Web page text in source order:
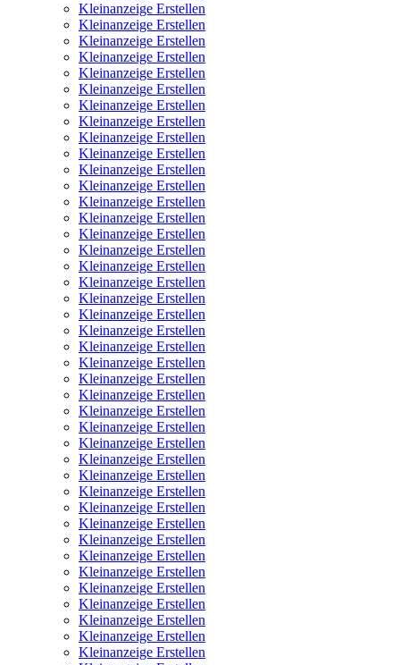
Kleinanzeige Erstellen
Kleinanzeige Erstellen
Kleinanzeige Erstellen
Kleinanzeige Erstellen
Kleinanzeige Erstellen
Kleinanzeige Erstellen
Kleinanzeige Erstellen
Kleinanzeige Erstellen
Kleinanzeige Erstellen
Kleinanzeige Erstellen
Kleinanzeige Erstellen
Kleinanzeige Erstellen
Kleinanzeige Erstellen
Kleinanzeige Erstellen
Kleinanzeige Erstellen
Kleinanzeige Erstellen
Kleinanzeige Erstellen
Kleinanzeige Erstellen
Kleinanzeige Erstellen
Kleinanzeige Erstellen
Kleinanzeige Erstellen
Kleinanzeige Erstellen
Kleinanzeige Erstellen
Kleinanzeige Erstellen
Kleinanzeige Erstellen
Kleinanzeige Erstellen
Kleinanzeige Erstellen
Kleinanzeige Erstellen
Kleinanzeige Erstellen
Kleinanzeige Erstellen
Kleinanzeige Erstellen
Kleinanzeige Erstellen
Kleinanzeige Erstellen
Kleinanzeige Erstellen
Kleinanzeige Erstellen
Kleinanzeige Erstellen
Kleinanzeige Erstellen
Kleinanzeige Erstellen
Kleinanzeige Erstellen
Kleinanzeige Erstellen
Kleinanzeige Erstellen